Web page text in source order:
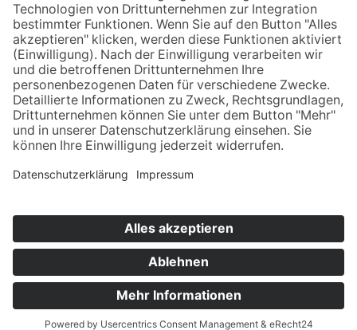
Design & Umsetzung
KONTAKT
IMPRESSUM
DATENSCHUTZ
Copyright © 2026 OHV Aurich